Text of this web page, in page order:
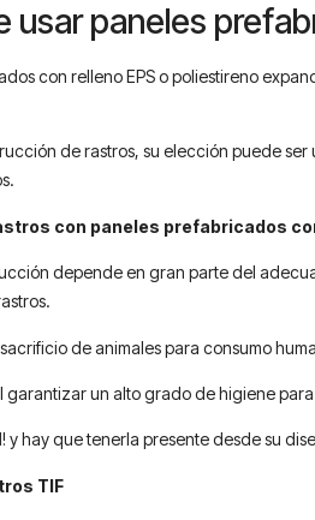
usar paneles
con relleno EPS o poliestireno
de rastros, su elección puede
con paneles prefabricados
depende en gran parte del
de animales para consumo
garantizar un alto grado de higiene
y hay que tenerla presente desde su
TIF